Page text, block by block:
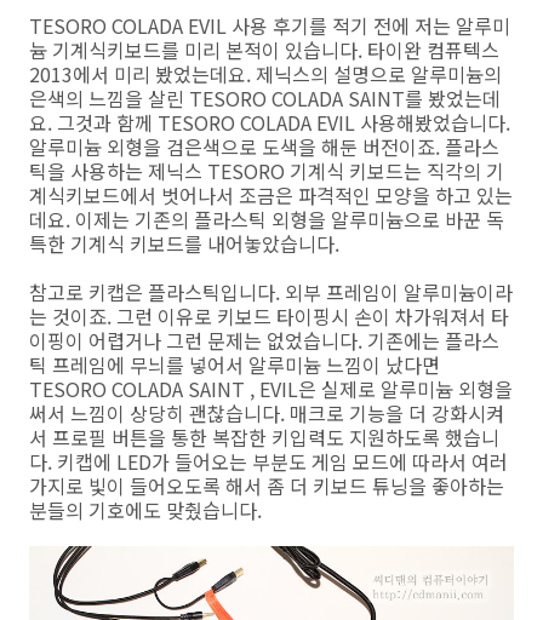
TESORO COLADA EVIL 사용 후기를 적기 전에 저는 알루미
늄 기계식키보드를 미리 본적이 있습니다. 타이완 컴퓨텍스
2013에서 미리 봤었는데요. 제닉스의 설명으로 알루미늄의
은색의 느낌을 살린 TESORO COLADA SAINT를 봤었는데
요. 그것과 함께 TESORO COLADA EVIL 사용해봤었습니다.
알루미늄 외형을 검은색으로 도색을 해둔 버전이죠. 플라스
틱을 사용하는 제닉스 TESORO 기계식 키보드는 직각의 기
계식키보드에서 벗어나서 조금은 파격적인 모양을 하고 있는
데요. 이제는 기존의 플라스틱 외형을 알루미늄으로 바꾼 독
특한 기계식 키보드를 내어놓았습니다.
참고로 키캡은 플라스틱입니다. 외부 프레임이 알루미늄이라
는 것이죠. 그런 이유로 키보드 타이핑시 손이 차가워져서 타
이핑이 어렵거나 그런 문제는 없었습니다. 기존에는 플라스
틱 프레임에 무늬를 넣어서 알루미늄 느낌이 났다면
TESORO COLADA SAINT , EVIL은 실제로 알루미늄 외형을
써서 느낌이 상당히 괜찮습니다. 매크로 기능을 더 강화시켜
서 프로필 버튼을 통한 복잡한 키입력도 지원하도록 했습니
다. 키캡에 LED가 들어오는 부분도 게임 모드에 따라서 여러
가지로 빛이 들어오도록 해서 좀 더 키보드 튜닝을 좋아하는
분들의 기호에도 맞췄습니다.